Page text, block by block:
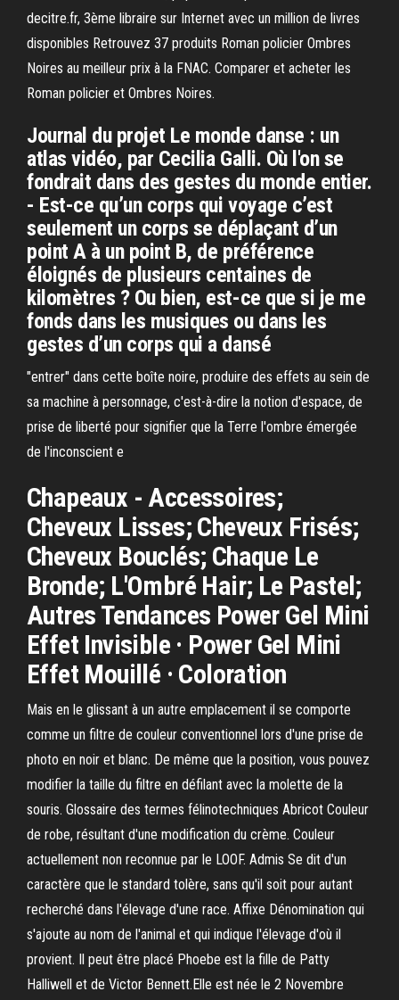
decitre.fr, 3ème libraire sur Internet avec un million de livres
disponibles Retrouvez 37 produits Roman policier Ombres
Noires au meilleur prix à la FNAC. Comparer et acheter les
Roman policier et Ombres Noires.
Journal du projet Le monde danse : un
atlas vidéo, par Cecilia Galli. Où l'on se
fondrait dans des gestes du monde entier.
- Est-ce qu’un corps qui voyage c’est
seulement un corps se déplaçant d’un
point A à un point B, de préférence
éloignés de plusieurs centaines de
kilomètres ? Ou bien, est-ce que si je me
fonds dans les musiques ou dans les
gestes d’un corps qui a dansé
"entrer" dans cette boîte noire, produire des effets au sein de
sa machine à personnage, c'est-à-dire la notion d'espace, de
prise de liberté pour signifier que la Terre l'ombre émergée
de l'inconscient e
Chapeaux - Accessoires;
Cheveux Lisses; Cheveux Frisés;
Cheveux Bouclés; Chaque Le
Bronde; L'Ombré Hair; Le Pastel;
Autres Tendances Power Gel Mini
Effet Invisible · Power Gel Mini
Effet Mouillé · Coloration
Mais en le glissant à un autre emplacement il se comporte
comme un filtre de couleur conventionnel lors d'une prise de
photo en noir et blanc. De même que la position, vous pouvez
modifier la taille du filtre en défilant avec la molette de la
souris. Glossaire des termes félinotechniques Abricot Couleur
de robe, résultant d'une modification du crème. Couleur
actuellement non reconnue par le LOOF. Admis Se dit d'un
caractère que le standard tolère, sans qu'il soit pour autant
recherché dans l'élevage d'une race. Affixe Dénomination qui
s'ajoute au nom de l'animal et qui indique l'élevage d'où il
provient. Il peut être placé Phoebe est la fille de Patty
Halliwell et de Victor Bennett.Elle est née le 2 Novembre